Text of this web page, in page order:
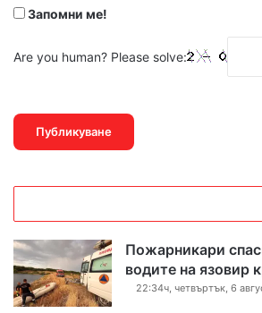
Запомни ме!
Are you human? Please solve:
Пожарникари
водите на язовир
22:34ч, четвъртък, 6